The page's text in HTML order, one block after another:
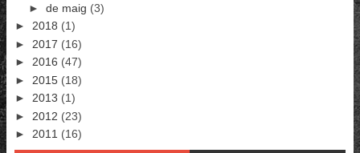
► de maig (3)
► 2018 (1)
► 2017 (16)
► 2016 (47)
► 2015 (18)
► 2013 (1)
► 2012 (23)
► 2011 (16)